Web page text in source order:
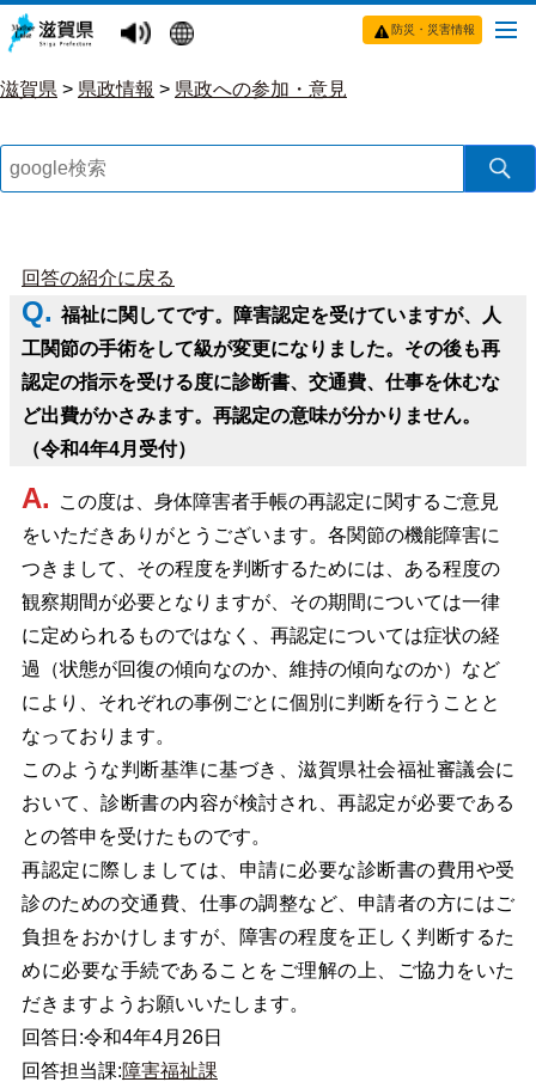
防災・災害情報
滋賀県 > 県政情報 > 県政への参加・意見
県
民
の
声
ろ
ば
（障
害
の
再
認
定）
回答の紹介に戻る
Q. 福祉に関してです。障害認定を受けていますが、人
工関節の手術をして級が変更になりました。その後も再
認定の指示を受ける度に診断書、交通費、仕事を休むな
ど出費がかさみます。再認定の意味が分かりません。
（令和4年4月 受付）
A.
この度は、身体障害者手帳の再認定に関するご意見
をいただきありがとうございます。各関節の機能障害に
つきまして、その程度を判断するためには、ある程度の
観察期間が必要となりますが、その期間については一律
に定められるものではなく、再認定については症状の経
過（状態が回復の傾向なのか、維持の傾向なのか）など
により、それぞれの事例ごとに個別に判断を行うことと
なっております。
このような判断基準に基づき、滋賀県社会福祉審議会に
おいて、診断書の内容が検討され、再認定が必要である
との答申を受けたものです。
再認定に際しましては、申請に必要な診断書の費用や受
診のための交通費、仕事の調整など、申請者の方にはご
負担をおかけしますが、障害の程度を正しく判断するた
めに必要な手続であることをご理解の上、ご協力をいた
だきますようお願いいたします。
回答日:令和4年4月26日
回答担当課:障害福祉課